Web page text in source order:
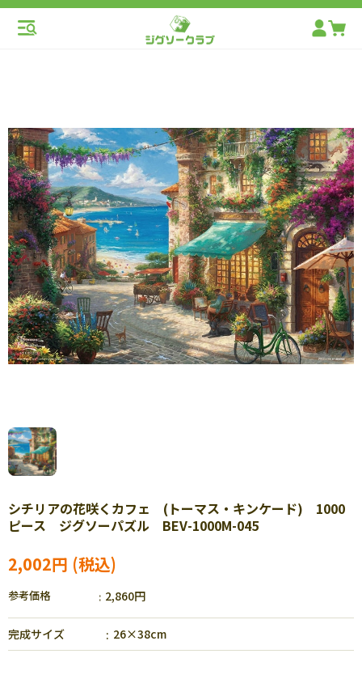
シチリアの花咲くカフェ (トーマス・キンケード) 1000
ピース ジグソーパズル BEV-1000M-045
2,002円
参考価格 2,860円
完成サイズ 26×38cm